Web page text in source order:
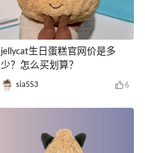
jellycat生日蛋糕官网价是多
少？怎么买划算？
sia553 6